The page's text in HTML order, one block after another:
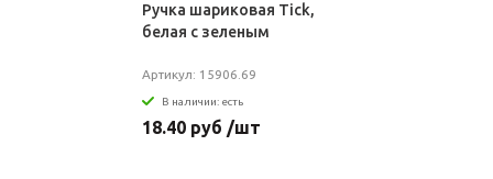
Ручка шариковая Tick,
белая с зеленым
Артикул: 15906.69
В наличии: есть
18.40 руб /шт